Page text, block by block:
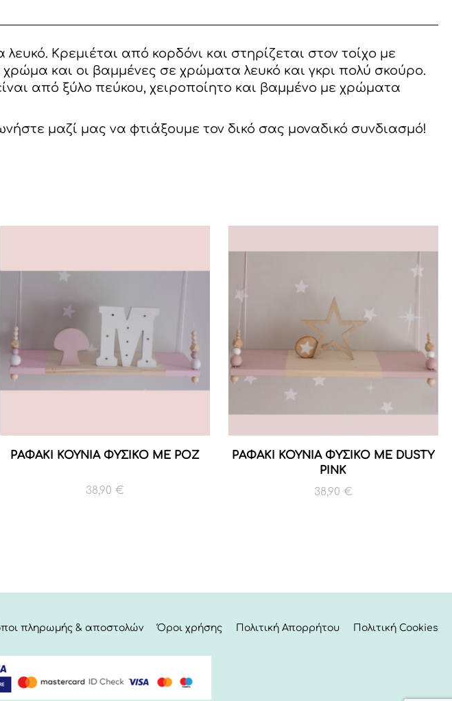
Κρεμιέται από κορδόνι και στηρίζεται στον τοίχο με
και οι βαμμένες σε χρώματα λευκό και γκρι πολύ σκούρο.
από ξύλο πεύκου, χειροποίητο και βαμμένο με χρώματα
μαζί μας να φτιάξουμε τον δικό σας μοναδικό συνδιασμό!
ΡΑΦΑΚΙ ΚΟΥΝΙΑ ΦΥΣΙΚΟ ΜΕ ΡΟΖ
38,90€
ΡΑΦΑΚΙ ΚΟΥΝΙΑ ΦΥΣΙΚΟ ΜΕ DUSTY
PINK
38,90 €
πληρωμής & αποστολών Όροι χρήσης Πολιτική Απορρήτου Πολιτική Cookies